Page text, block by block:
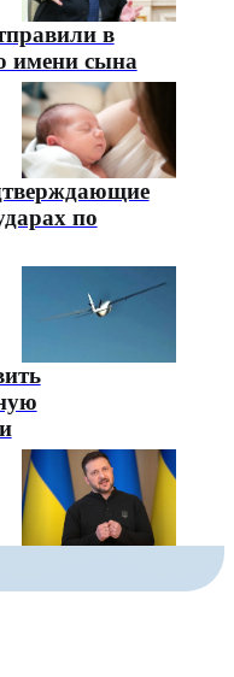
в
имени сына
по